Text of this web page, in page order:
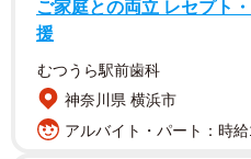
がんも」。「しゃきしゃき具
と、あふれる出汁。大豆が濃
が相性抜群。ごはんがすすむ
種油を使ったがんもは、油抜
ない日も、食欲がない日も、
ご家庭との両立 レセプト
援
むつうら駅前歯科
神奈川県 横浜市
アルバイト・パート：時